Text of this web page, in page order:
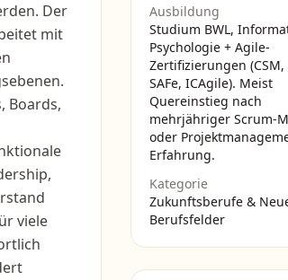
Der
mit
Boards,
viele
Ausbildung
Studium BWL,
Psychologie + Agile-
Zertifizierungen (CSM,
SAFe, ICAgile). Meist
Quereinstieg nach
mehrjähriger Scrum-
oder
Erfahrung.
Kategorie
Zukunftsberufe &
Berufsfelder